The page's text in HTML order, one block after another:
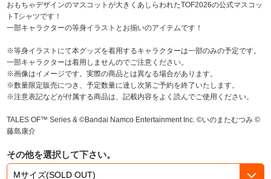
ラブライブ！
ラブライブ！サンシャイン‼
ラブライブ！虹ヶ咲学園スクールアイドル同好会
アイドリッシュセブン
モフモフパレード
おもちゃデザインのマスコットが大きくあしらわれたTOF2026の公式マスコッ
トTシャツです！
一部キャラクターの等身イラストとお揃いのアイテムです！
※等身イラストにて本グッズを着用するキャラクターは一部のみの予定です。
一部キャラクターは着用しませんのでご注意ください。
※画像はイメージです。実際の商品とは異なる場合があります。
※数量限定販売につき、予定数量に達し次第ご予約を終了いたします。
※注意表記などが付属する商品は、記載内容をよく読んでご使用ください。
TALES OF™ Series & ©Bandai Namco Entertainment Inc. ©いのまたむつみ ©
藤島康介
その他を選択して下さい。